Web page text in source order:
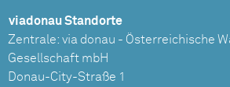
viadonau Standorte
Zentrale: via donau - Österreichische
Gesellschaft mbH
Donau-City-Straße 1